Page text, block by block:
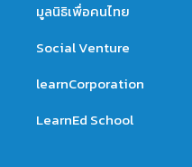
มูลนิธิเพื่อคนไทย
Social Venture
learnCorporation
LearnEd School